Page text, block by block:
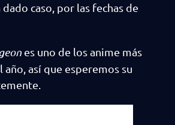
caso, por las fechas de
es uno de los anime más
así que esperemos su